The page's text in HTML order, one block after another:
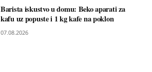
Barista iskustvo u domu: Beko aparati za
kafu uz popuste i 1 kg kafe na poklon
07.08.2026